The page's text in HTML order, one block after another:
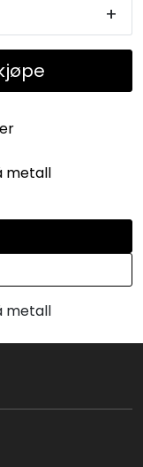
+
metall
metall